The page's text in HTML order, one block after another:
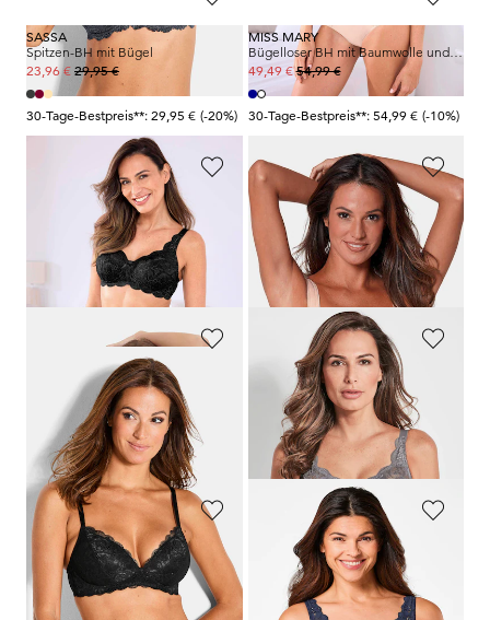
SASSA
Spitzen-BH mit Bügel
23,96 € 29,95 €
30-Tage-Bestpreis**: 29,95 € (-20%)
MISS MARY
Bügelloser BH mit Baumwolle und Spitze
49,49 €54,99 €
30-Tage-Bestpreis**: 54,99 € (-10%)
Bügelloser BH mit Spitze
39,95 €
30-Tage-Bestpreis**: 31,96 €
TRIUMPH
Eleganter Bügel-BH mit Spitze
59,95 €
Bügel-BH mit floraler Spitze
59,97 €
99,95 €
30-Tage-Bestpreis**: 69,97 €
Bügelloser BH mit Spitze
23,97 €39,95 €
30-Tage-Bestpreis**: 31,96 € (-25%)
Bügelloser BH mit Spitze
18,98 € 37,95 €
MISS MARY
49,49 €54,99 €